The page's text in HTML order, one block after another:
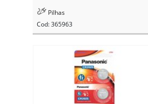
Pilhas
Cod: 365963